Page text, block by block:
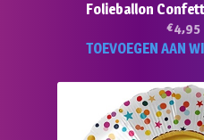
Folieballon
€4,95
TOEVOEGEN AAN